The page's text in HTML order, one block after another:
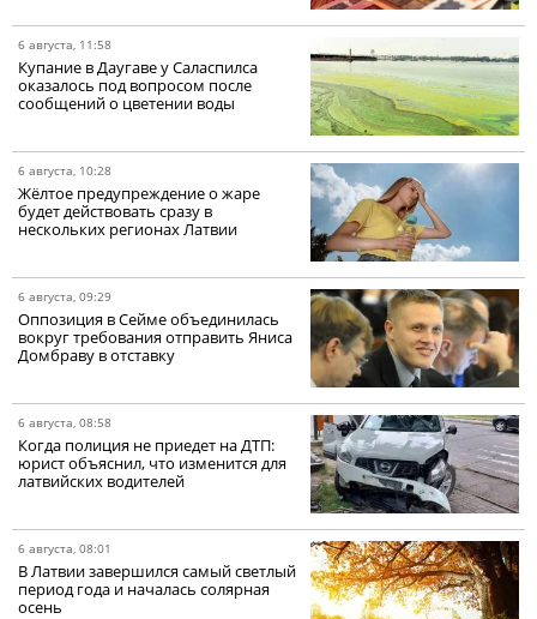
6 августа, 11:58
Купание в Даугаве у Саласпилса
оказалось под вопросом после
сообщений о цветении воды
6 августа, 10:28
Жёлтое предупреждение о жаре
будет действовать сразу в
нескольких регионах Латвии
6 августа, 09:29
Оппозиция в Сейме объединилась
вокруг требования отправить Яниса
Домбраву в отставку
6 августа, 08:58
Когда полиция не приедет на ДТП:
юрист объяснил, что изменится для
латвийских водителей
6 августа, 08:01
В Латвии завершился самый светлый
период года и началась солярная
осень